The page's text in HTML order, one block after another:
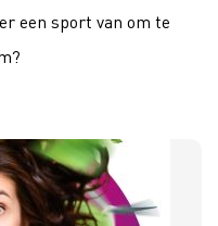
een sport van om te